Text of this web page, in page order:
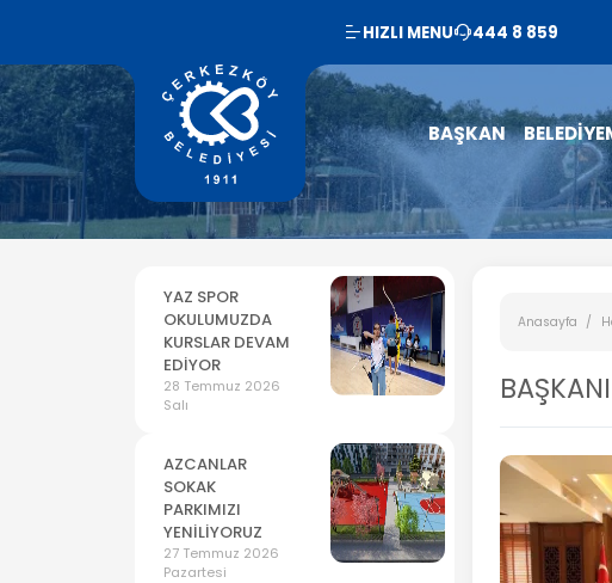
HIZLI MENU 444 8 859
BAŞKAN
YAZ SPOR
OKULUMUZDA
KURSLAR DEVAM
EDİYOR
28 Temmuz 2026
Salı
AZCANLAR
SOKAK
PARKIMIZI
YENİLİYORUZ
27 Temmuz 2026
Pazartesi
Anasayfa